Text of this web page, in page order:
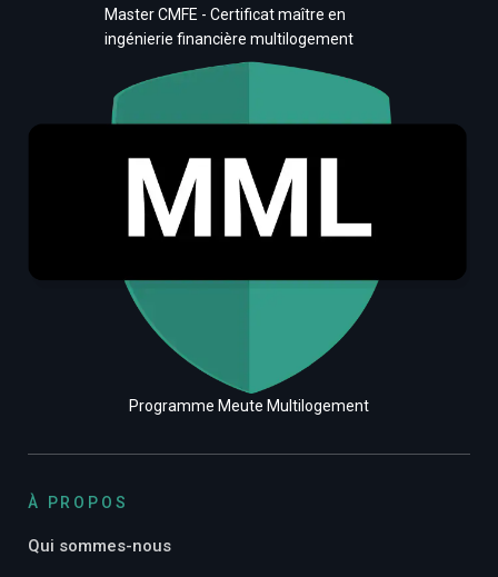
Master CMFE - Certificat maître en
ingénierie financière multilogement
Programme Meute Multilogement
À PROPOS
Qui sommes-nous